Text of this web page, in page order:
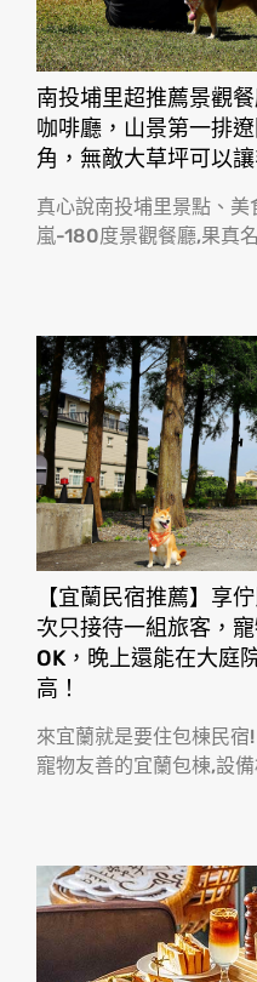
南投埔里超推薦景觀
咖啡廳，山景第一排
角，無敵大草坪可以
真心說南投埔里景點、
嵐-180度景觀餐廳,果真
【宜蘭民宿推薦】享
次只接待一組旅客，
OK，晚上還能在大庭
高！
來宜蘭就是要住包棟民
寵物友善的宜蘭包棟,設